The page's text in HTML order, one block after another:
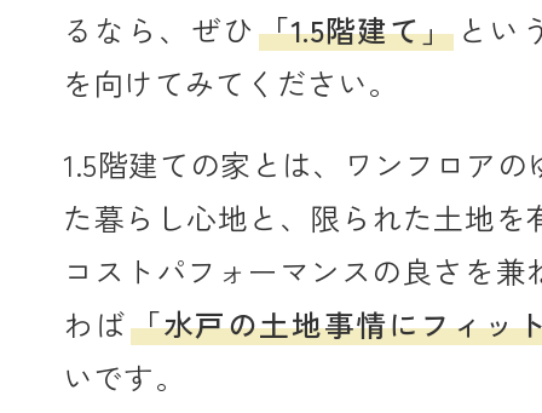
るなら、ぜひ「1.5階建て」 とい
を向けてみてください。
1.5階建ての家とは、ワンフロアの
た暮らし心地と、限られた土地を
コストパフォーマンスの良さを兼
わば「水戸の土地事情にフィッ
いです。